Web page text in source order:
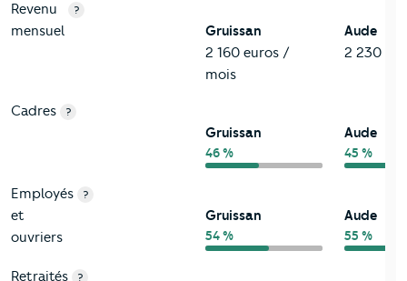
Revenu
mensuel
?
Gruissan
2 160 euros /
mois
Aude
2 230
Cadres ?
Gruissan
46 %
Aude
45 %
Employés
et
ouvriers
?
Gruissan
54 %
Aude
55 %
Retraités ?